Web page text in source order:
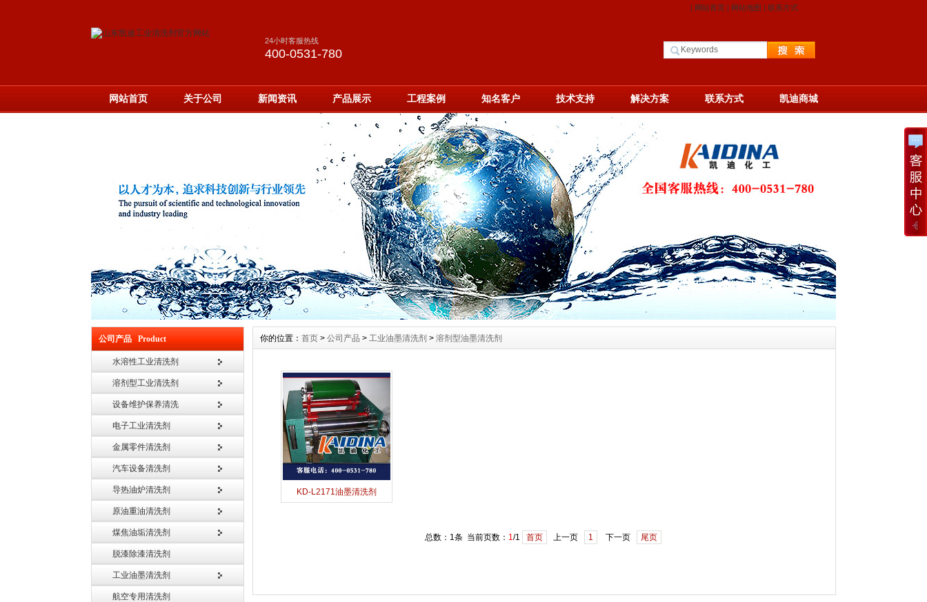
| 网站首页| 网站地图 | 联系方式
24小时客服热线
400-0531-780
网站首页 关于公司 新闻资讯 产品展示 工程案例 知名客户 技术支持 解决方案 联系方式 凯迪商城
公司产品 Product
水溶性工业清洗剂
溶剂型工业清洗剂
设备维护保养清洗
电子工业清洗剂
金属零件清洗剂
汽车设备清洗剂
导热油炉清洗剂
原油重油清洗剂
煤焦油垢清洗剂
脱漆除漆清洗剂
工业油墨清洗剂
航空专用清洗剂
你的位置： 首页 > 公司产品 > 工业油墨清洗剂 > 溶剂型油墨清洗剂
KD-L2171油墨清洗剂
总数：1条 当前页数： 1/1 首页 上一页 1 下一页 尾页